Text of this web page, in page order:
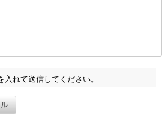
れて送信してください。